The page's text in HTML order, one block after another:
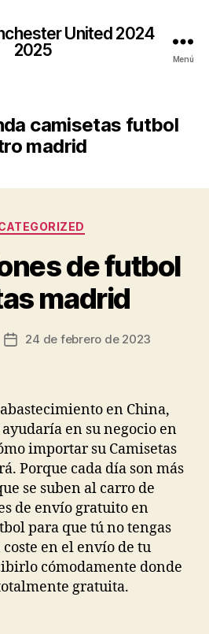
United 2024
2025
Menú
camisetas futbol
madrid
Categorías
de futbol
madrid
Fecha24 de febrero de 2023
en China,
en su negocio en
importar su Camisetas
Porque cada día son más
se suben al carro de
de envío gratuito en
para que tú no tengas
en el envío de tu
cómodamente donde
gratuita.